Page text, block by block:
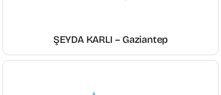
ŞEYDA KARLI – Gaziantep